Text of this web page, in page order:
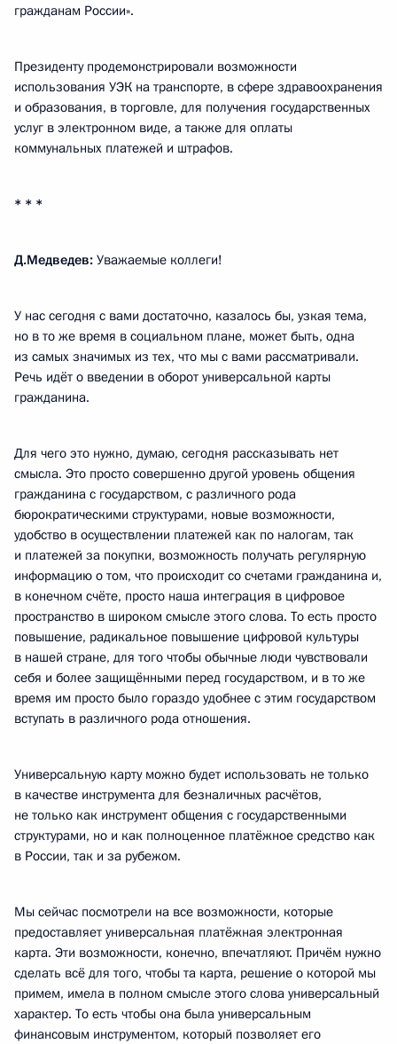
гражданам России».
Президенту продемонстрировали возможности
использования УЭК на транспорте, в сфере здравоохранения
и образования, в торговле, для получения государственных
услуг в электронном виде, а также для оплаты
коммунальных платежей и штрафов.
* * *
Д.Медведев: Уважаемые коллеги!
У нас сегодня с вами достаточно, казалось бы, узкая тема,
но в то же время в социальном плане, может быть, одна
из самых значимых из тех, что мы с вами рассматривали.
Речь идёт о введении в оборот универсальной карты
гражданина.
Для чего это нужно, думаю, сегодня рассказывать нет
смысла. Это просто совершенно другой уровень общения
гражданина с государством, с различного рода
бюрократическими структурами, новые возможности,
удобство в осуществлении платежей как по налогам, так
и платежей за покупки, возможность получать регулярную
информацию о том, что происходит со счетами гражданина и,
в конечном счёте, просто наша интеграция в цифровое
пространство в широком смысле этого слова. То есть просто
повышение, радикальное повышение цифровой культуры
в нашей стране, для того чтобы обычные люди чувствовали
себя и более защищёнными перед государством, и в то же
время им просто было гораздо удобнее с этим государством
вступать в различного рода отношения.
Универсальную карту можно будет использовать не только
в качестве инструмента для безналичных расчётов,
не только как инструмент общения с государственными
структурами, но и как полноценное платёжное средство как
в России, так и за рубежом.
Мы сейчас посмотрели на все возможности, которые
предоставляет универсальная платёжная электронная
карта. Эти возможности, конечно, впечатляют. Причём нужно
сделать всё для того, чтобы та карта, решение о которой мы
примем, имела в полном смысле этого слова универсальный
характер. То есть чтобы она была универсальным
финансовым инструментом, который позволяет его